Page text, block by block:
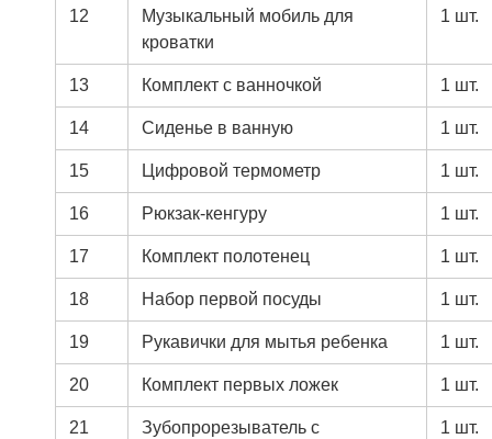
12
Музыкальный мобиль для
кроватки
1 шт.
13 Комплект с ванночкой 1 шт.
14 Сиденье в ванную 1 шт.
15 Цифровой термометр 1 шт.
16 Рюкзак-кенгуру 1 шт.
17 Комплект полотенец 1 шт.
18 Набор первой посуды 1 шт.
19 Рукавички для мытья ребенка 1 шт.
20 Комплект первых ложек 1 шт.
21
Зубопрорезыватель с
1 шт.